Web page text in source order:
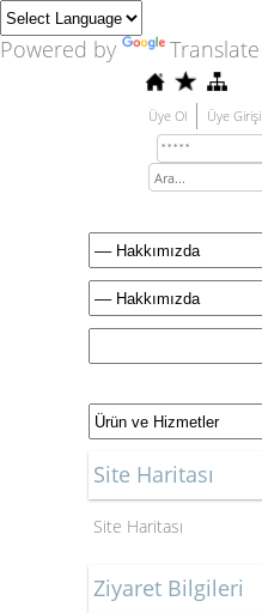
Powered by Translate
Üye Ol Üye Girişi
Site Haritası
Site Haritası
Ziyaret Bilgileri